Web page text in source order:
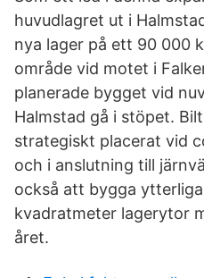
huvudlagret ut i
nya lager på ett 90 000
område vid motet i
planerade bygget vid
Halmstad gå i stöpet.
strategiskt placerat vid
och i anslutning till
också att bygga
kvadratmeter lagerytor
året.